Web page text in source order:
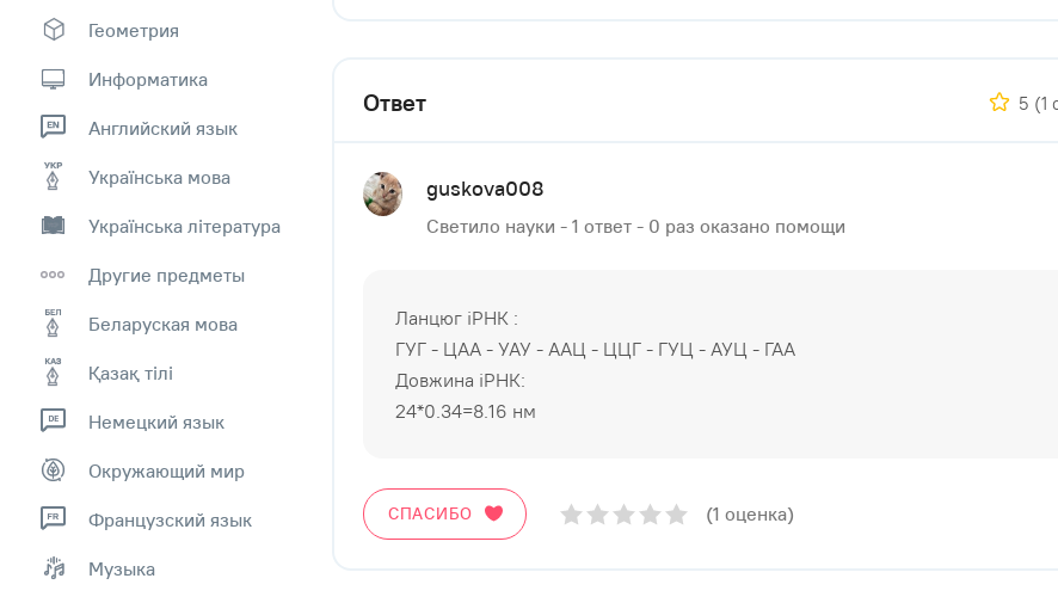
Геометрия
Информатика
Английский язык
Українська мова
Українська література
Другие предметы
Беларуская мова
Қазақ тiлi
Немецкий язык
Окружающий мир
Французский язык
Музыка
Ответ 5 (1
guskova008
Светило науки - 1 ответ - 0 раз оказано помощи
Ланцюг iРНК :
ГУГ - ЦАА - УАУ - ААЦ - ЦЦГ - ГУЦ - АУЦ - ГАА
Довжина iРНК:
24*0.34=8.16 нм
СПАСИБО (1 оценка)